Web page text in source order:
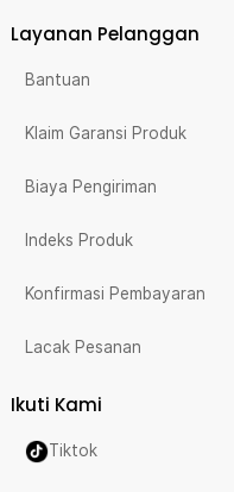
Layanan Pelanggan
Bantuan
Klaim Garansi Produk
Biaya Pengiriman
Indeks Produk
Konfirmasi Pembayaran
Lacak Pesanan
Ikuti Kami
Tiktok